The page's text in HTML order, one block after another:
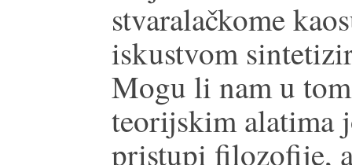
stvaralačkome
iskustvom
Mogu li nam u
teorijskim alatima
pristupi filozofije,